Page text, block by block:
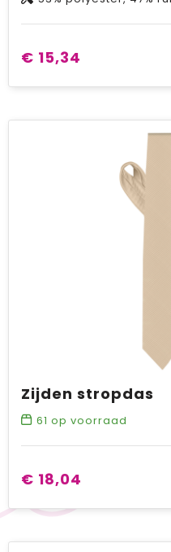
€ 15,34
Zijden stropdas
61 op voorraad
€ 18,04